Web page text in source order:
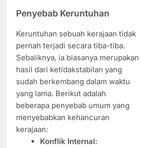
Penyebab Keruntuhan
Keruntuhan sebuah kerajaan tidak
pernah terjadi secara tiba-tiba.
Sebaliknya, ia biasanya merupakan
hasil dari ketidakstabilan yang
sudah berkembang dalam waktu
yang lama. Berikut adalah
beberapa penyebab umum yang
menyebabkan kehancuran
kerajaan:
Konflik Internal: